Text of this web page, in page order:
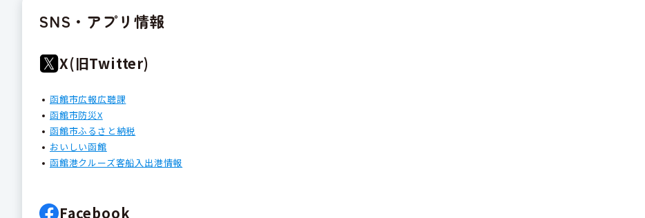
SNS・アプリ情報
X(旧Twitter)
函館市広報広聴課
函館市防災X
函館市ふるさと納税
おいしい函館
函館港クルーズ客船入出港情報
Facebook